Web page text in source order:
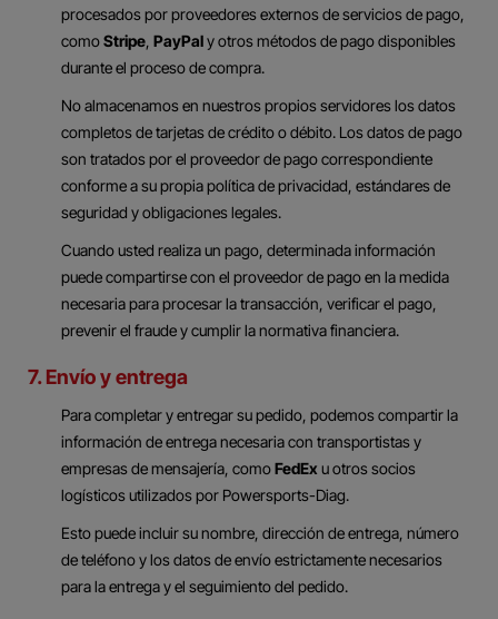
procesados por proveedores externos de servicios de pago,
comoStripe PayPaly otros métodos de pago disponibles
durante el proceso de compra.
No almacenamos en nuestros propios servidores los datos
completos de tarjetas de crédito o débito. Los datos de pago
son tratados por el proveedor de pago correspondiente
conforme a su propia política de privacidad, estándares de
seguridad y obligaciones legales.
Cuando usted realiza un pago, determinada información
puede compartirse con el proveedor de pago en la medida
necesaria para procesar la transacción, verificar el pago,
prevenir el fraude y cumplir la normativa financiera.
7. Envío y entrega
Para completar y entregar su pedido, podemos compartir la
información de entrega necesaria con transportistas y
empresas de mensajería, comoFedEx u otros socios
logísticos utilizados por Powersports-Diag.
Esto puede incluir su nombre, dirección de entrega, número
de teléfono y los datos de envío estrictamente necesarios
para la entrega y el seguimiento del pedido.